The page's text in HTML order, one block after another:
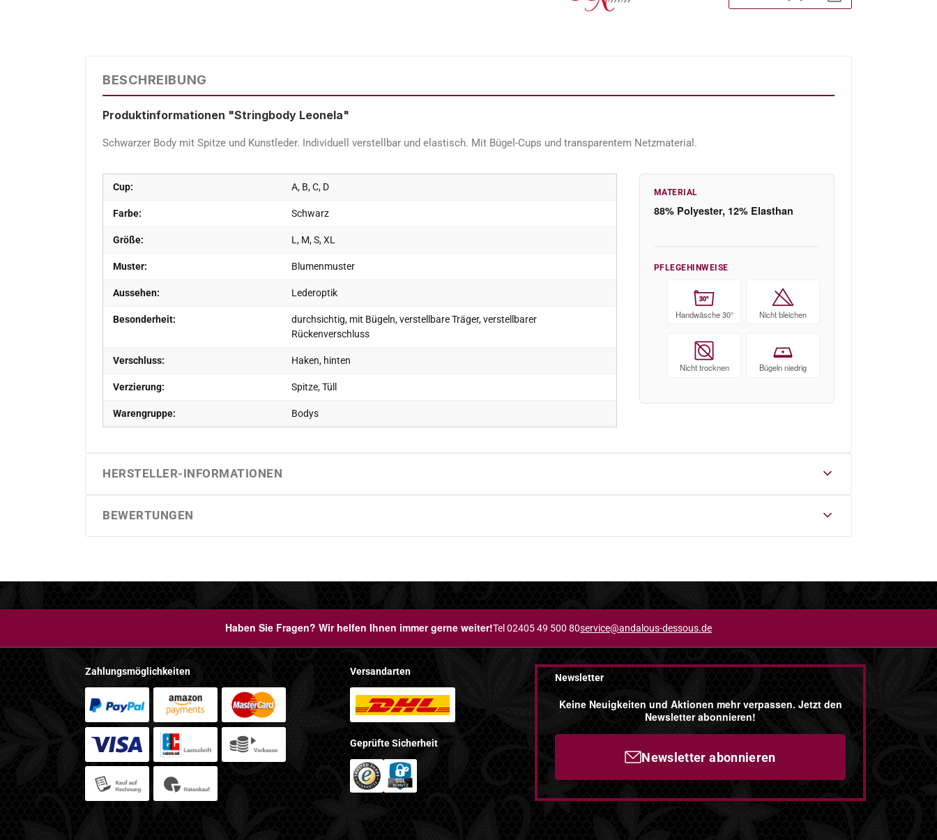
BESCHREIBUNG
Produktinformationen "Stringbody Leonela"
Schwarzer Body mit Spitze und Kunstleder. Individuell verstellbar und elastisch. Mit Bügel-Cups und transparentem Netzmaterial.
Cup: A, B, C, D
Farbe: Schwarz
Größe: L, M, S, XL
Muster: Blumenmuster
Aussehen: Lederoptik
Besonderheit:
durchsichtig, mit Bügeln, verstellbare Träger, verstellbarer
Rückenverschluss
Verschluss: Haken, hinten
Verzierung: Spitze, Tüll
Warengruppe: Bodys
MATERIAL
88% Polyester, 12% Elasthan
PFLEGEHINWEISE
30°
Handwäsche 30° Nicht bleichen
Nicht trocknen Bügeln niedrig
HERSTELLER-INFORMATIONEN
BEWERTUNGEN
Haben Sie Fragen? Wir helfen Ihnen immer gerne weiter!Tel 02405 49 500 80service@andalous-dessous.de
Zahlungsmöglichkeiten Versandarten
Geprüfte Sicherheit
Newsletter
Keine Neuigkeiten und Aktionen mehr verpassen. Jetzt den
Newsletter abonnieren!
Newsletter abonnieren